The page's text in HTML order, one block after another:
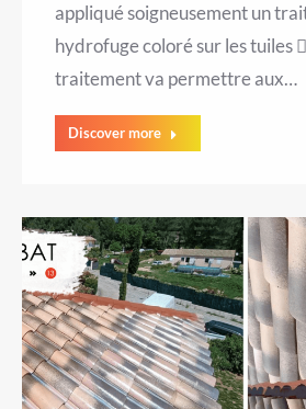
appliqué soigneusement un
hydrofuge coloré sur les tuiles
traitement va permettre aux…
Discover more